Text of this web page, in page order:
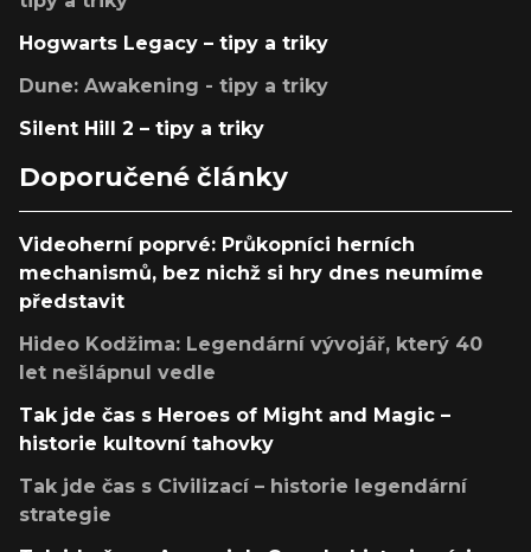
Hogwarts Legacy – tipy a triky
Dune: Awakening - tipy a triky
Silent Hill 2 – tipy a triky
Doporučené články
Videoherní poprvé: Průkopníci herních
mechanismů, bez nichž si hry dnes neumíme
představit
Hideo Kodžima: Legendární vývojář, který 40
let nešlápnul vedle
Tak jde čas s Heroes of Might and Magic –
historie kultovní tahovky
Tak jde čas s Civilizací – historie legendární
strategie